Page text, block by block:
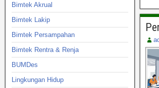
Bimtek Akrual
Bimtek Lakip
Bimtek Persampahan
Bimtek Rentra & Renja
BUMDes
Lingkungan Hidup